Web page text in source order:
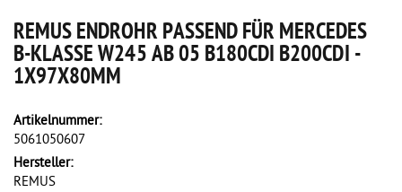
REMUS ENDROHR PASSEND FÜR MERCEDES
B-KLASSE W245 AB 05 B180CDI B200CDI -
1X97X80MM
Artikelnummer:
5061050607
Hersteller:
REMUS